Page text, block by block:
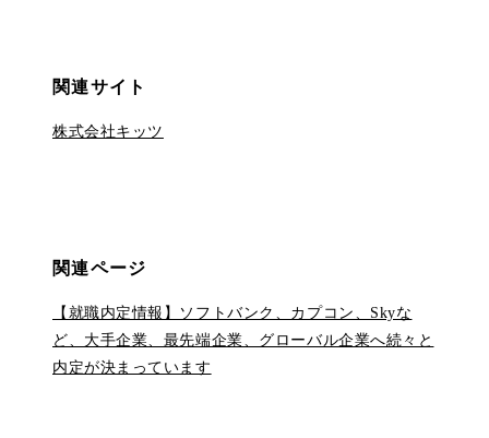
関連サイト
株式会社キッツ
関連ページ
【就職内定情報】ソフトバンク、カプコン、Skyな
ど、大手企業、最先端企業、グローバル企業へ続々と
内定が決まっています